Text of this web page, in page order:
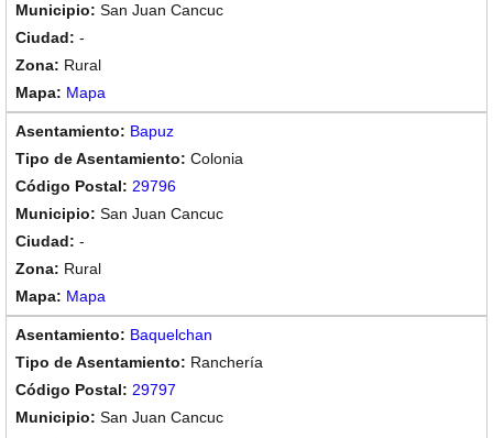
San Juan Cancuc
-
Rural
Mapa
Bapuz
Colonia
29796
San Juan Cancuc
-
Rural
Mapa
Baquelchan
Ranchería
29797
San Juan Cancuc